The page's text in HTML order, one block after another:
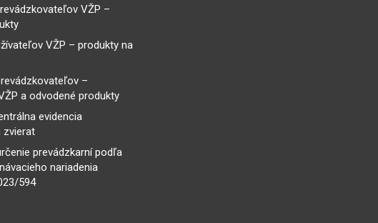
VŽP –
VŽP – produkty na
–
a odvodené produkty
evidencia
zvierat
prevádzkarní podľa
nariadenia
594